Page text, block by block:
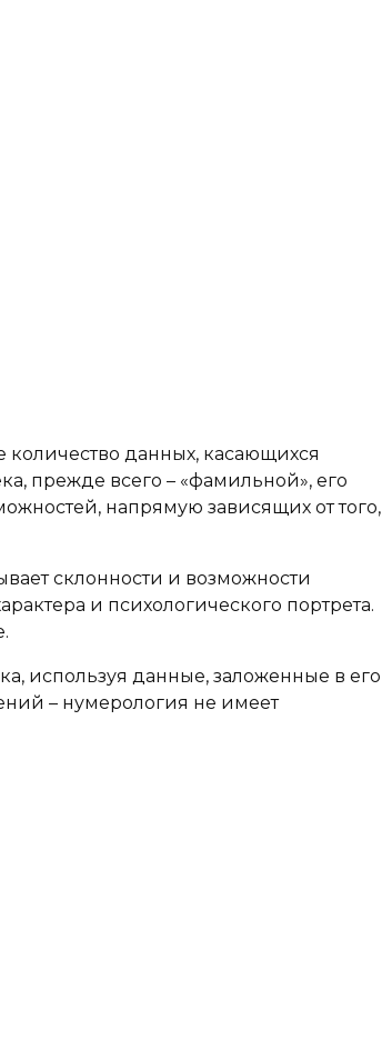
данных, касающихся
прежде всего – «фамильной», его
напрямую зависящих от того,
склонности и возможности
и психологического портрета.
используя данные, заложенные в его
– нумерология не имеет